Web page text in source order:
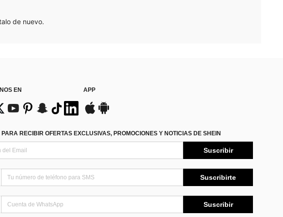
de nuevo.
EN APP
RECIBIR OFERTAS EXCLUSIVAS, PROMOCIONES Y NOTICIAS DE SHEIN
Suscribir
Suscribirte
Suscribir